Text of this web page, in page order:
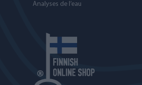
Analyses de l’eau